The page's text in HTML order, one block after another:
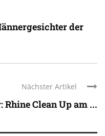
der
Nächster Artikel
Clean Up am ...